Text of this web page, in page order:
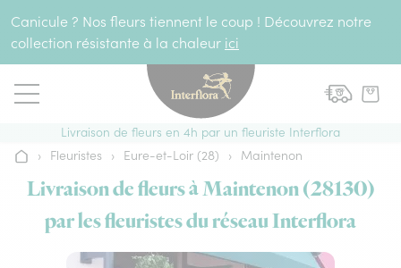
Canicule ? Nos fleurs tiennent le coup ! Découvrez notre
collection résistante à la chaleur ici
Livraison de fleurs en 4h par un fleuriste Interflora
Accueil
› Fleuristes › Eure-et-Loir (28) › Maintenon
Livraison de fleurs à Maintenon (28130)
par les fleuristes du réseau Interflora